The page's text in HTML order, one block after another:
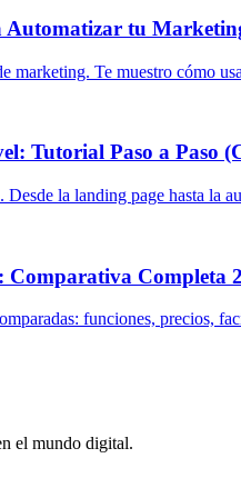
tu
marketing. Te muestro cómo
Tutorial Paso a Paso
la landing page hasta la
Completa
funciones, precios,
el mundo digital.